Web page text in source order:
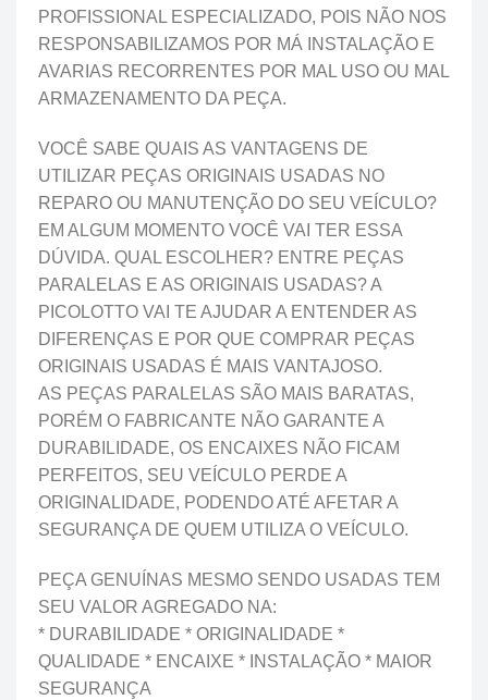
PROFISSIONAL ESPECIALIZADO, POIS NÃO NOS
RESPONSABILIZAMOS POR MÁ INSTALAÇÃO E
AVARIAS RECORRENTES POR MAL USO OU MAL
ARMAZENAMENTO DA PEÇA.
VOCÊ SABE QUAIS AS VANTAGENS DE
UTILIZAR PEÇAS ORIGINAIS USADAS NO
REPARO OU MANUTENÇÃO DO SEU VEÍCULO?
EM ALGUM MOMENTO VOCÊ VAI TER ESSA
DÚVIDA. QUAL ESCOLHER? ENTRE PEÇAS
PARALELAS E AS ORIGINAIS USADAS? A
PICOLOTTO VAI TE AJUDAR A ENTENDER AS
DIFERENÇAS E POR QUE COMPRAR PEÇAS
ORIGINAIS USADAS É MAIS VANTAJOSO.
AS PEÇAS PARALELAS SÃO MAIS BARATAS,
PORÉM O FABRICANTE NÃO GARANTE A
DURABILIDADE, OS ENCAIXES NÃO FICAM
PERFEITOS, SEU VEÍCULO PERDE A
ORIGINALIDADE, PODENDO ATÉ AFETAR A
SEGURANÇA DE QUEM UTILIZA O VEÍCULO.
PEÇA GENUÍNAS MESMO SENDO USADAS TEM
SEU VALOR AGREGADO NA:
* DURABILIDADE * ORIGINALIDADE *
QUALIDADE * ENCAIXE * INSTALAÇÃO * MAIOR
SEGURANÇA